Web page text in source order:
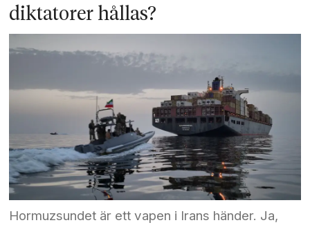
diktatorer hållas?
Hormuzsundet är ett vapen i Irans händer. Ja,